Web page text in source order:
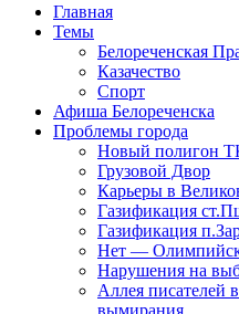
Главная
Темы
Белореченская
Казачество
Спорт
Афиша Белореченска
Проблемы города
Новый полигон
Грузовой Двор
Карьеры в
Газификация
Газификация
Нет —
Нарушения на
Аллея писателей
вымирания